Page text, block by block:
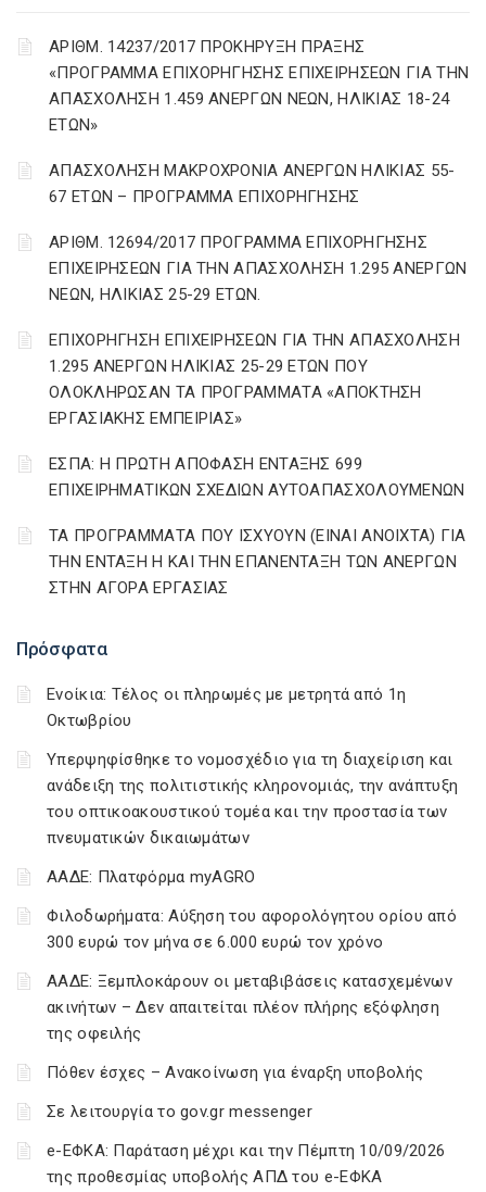
Πρόσφατα
Ενοίκια: Τέλος οι πληρωμές με μετρητά από 1η
Οκτωβρίου
Υπερψηφίσθηκε το νομοσχέδιο για τη διαχείριση και
ανάδειξη της πολιτιστικής κληρονομιάς, την ανάπτυξη
του οπτικοακουστικού τομέα και την προστασία των
πνευματικών δικαιωμάτων
ΑΑΔΕ: Πλατφόρμα myAGRO
Φιλοδωρήματα: Αύξηση του αφορολόγητου ορίου από
300 ευρώ τον μήνα σε 6.000 ευρώ τον χρόνο
ΑΑΔΕ: Ξεμπλοκάρουν οι μεταβιβάσεις κατασχεμένων
ακινήτων – Δεν απαιτείται πλέον πλήρης εξόφληση
της οφειλής
Πόθεν έσχες – Ανακοίνωση για έναρξη υποβολής
Σε λειτουργία το gov.gr messenger
e-ΕΦΚΑ: Παράταση μέχρι και την Πέμπτη 10/09/2026
της προθεσμίας υποβολής ΑΠΔ του e-ΕΦΚΑ
ΑΡΙΘΜ. 14237/2017 ΠΡΟΚΗΡΥΞΗ ΠΡΑΞΗΣ
«ΠΡΟΓΡΑΜΜΑ ΕΠΙΧΟΡΗΓΗΣΗΣ ΕΠΙΧΕΙΡΗΣΕΩΝ ΓΙΑ ΤΗΝ
ΑΠΑΣΧΟΛΗΣΗ 1.459 ΑΝΕΡΓΩΝ ΝΕΩΝ, ΗΛΙΚΙΑΣ 18-24
ΕΤΩΝ»
ΑΠΑΣΧΟΛΗΣΗ ΜΑΚΡΟΧΡΟΝΙΑ ΑΝΕΡΓΩΝ ΗΛΙΚΙΑΣ 55-
67 ΕΤΩΝ – ΠΡΟΓΡΑΜΜΑ ΕΠΙΧΟΡΗΓΗΣΗΣ
ΑΡΙΘΜ. 12694/2017 ΠΡΟΓΡΑΜΜΑ ΕΠΙΧΟΡΗΓΗΣΗΣ
ΕΠΙΧΕΙΡΗΣΕΩΝ ΓΙΑ ΤΗΝ ΑΠΑΣΧΟΛΗΣΗ 1.295 ΑΝΕΡΓΩΝ
ΝΕΩΝ, ΗΛΙΚΙΑΣ 25-29 ΕΤΩΝ.
ΕΠΙΧΟΡΗΓΗΣΗ ΕΠΙΧΕΙΡΗΣΕΩΝ ΓΙΑ ΤΗΝ ΑΠΑΣΧΟΛΗΣΗ
1.295 ΑΝΕΡΓΩΝ ΗΛΙΚΙΑΣ 25-29 ΕΤΩΝ ΠΟΥ
ΟΛΟΚΛΗΡΩΣΑΝ ΤΑ ΠΡΟΓΡΑΜΜΑΤΑ «ΑΠΟΚΤΗΣΗ
ΕΡΓΑΣΙΑΚΗΣ ΕΜΠΕΙΡΙΑΣ»
ΕΣΠΑ: Η ΠΡΩΤΗ ΑΠΟΦΑΣΗ ΕΝΤΑΞΗΣ 699
ΕΠΙΧΕΙΡΗΜΑΤΙΚΩΝ ΣΧΕΔΙΩΝ ΑΥΤΟΑΠΑΣΧΟΛΟΥΜΕΝΩΝ
ΤΑ ΠΡΟΓΡΑΜΜΑΤΑ ΠΟΥ ΙΣΧΥΟΥΝ (ΕΙΝΑΙ ΑΝΟΙΧΤΑ) ΓΙΑ
ΤΗΝ ΕΝΤΑΞΗ Η ΚΑΙ ΤΗΝ ΕΠΑΝΕΝΤΑΞΗ ΤΩΝ ΑΝΕΡΓΩΝ
ΣΤΗΝ ΑΓΟΡΑ ΕΡΓΑΣΙΑΣ